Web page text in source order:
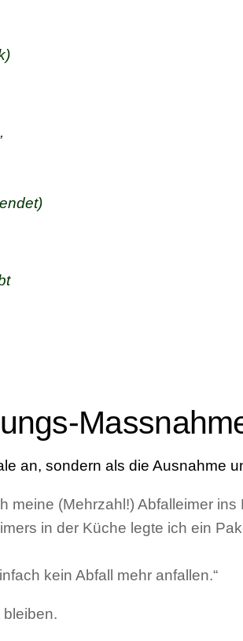
an, sondern als die Ausnahme
meine (Mehrzahl!) Abfalleimer ins
in der Küche legte ich ein
kein Abfall mehr anfallen.“
bleiben.